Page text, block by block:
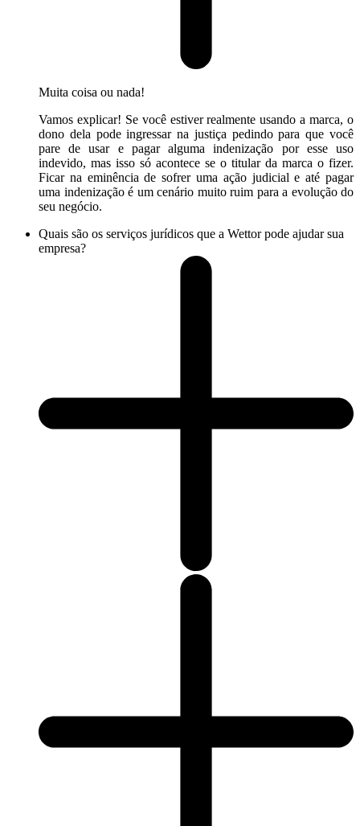
Muita coisa ou nada!
Vamos explicar! Se você estiver realmente usando a marca, o
dono dela pode ingressar na justiça pedindo para que você
pare de usar e pagar alguma indenização por esse uso
indevido, mas isso só acontece se o titular da marca o fizer.
Ficar na eminência de sofrer uma ação judicial e até pagar
uma indenização é um cenário muito ruim para a evolução do
seu negócio.
Quais são os serviços jurídicos que a Wettor pode ajudar sua
empresa?